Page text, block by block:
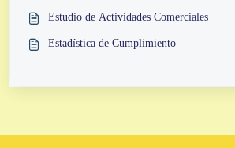
Estudio de Actividades Comerciales
Estadística de Cumplimiento